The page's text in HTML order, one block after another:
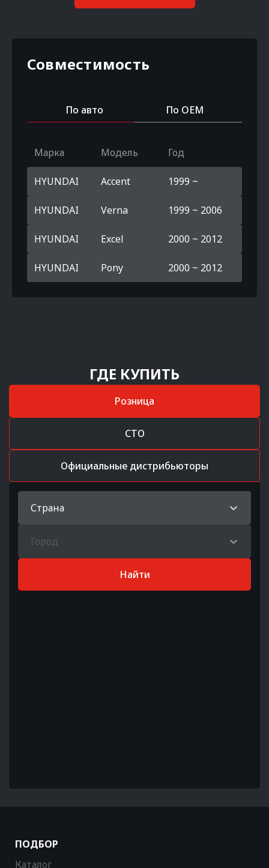
Совместимость
По авто По OEM
Марка Модель Год
HYUNDAI Accent 1999 ~
HYUNDAI Verna 1999 ~ 2006
HYUNDAI Excel 2000 ~ 2012
HYUNDAI Pony 2000 ~ 2012
ГДЕ КУПИТЬ
Розница
СТО
Официальные дистрибьюторы
Страна
Город
Найти
ПОДБОР
Каталог